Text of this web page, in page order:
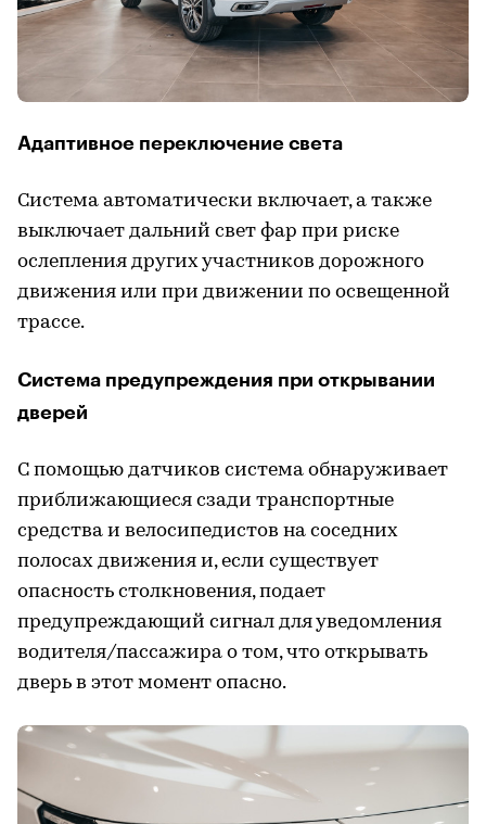
Адаптивное переключение света
Cистема автоматически включает, а также
выключает дальний свет фар при риске
ослепления других участников дорожного
движения или при движении по освещенной
трассе.
Система предупреждения при открывании
дверей
C помощью датчиков система обнаруживает
приближающиеся сзади транспортные
средства и велосипедистов на соседних
полосах движения и, если существует
опасность столкновения, подает
предупреждающий сигнал для уведомления
водителя/пассажира о том, что открывать
дверь в этот момент опасно.